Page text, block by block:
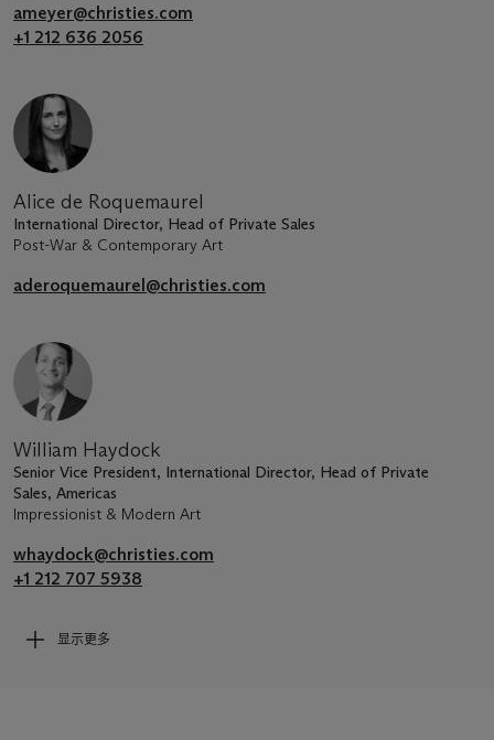
ameyer@christies.com
+1 212 636 2056
Alice de Roquemaurel
International Director, Head of Private Sales
Post-War & Contemporary Art
aderoquemaurel@christies.com
William Haydock
Senior Vice President, International Director, Head of Private
Sales, Americas
Impressionist & Modern Art
whaydock@christies.com
+1 212 707 5938
显示更多